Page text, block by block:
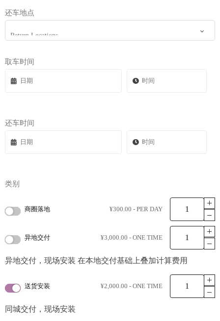
还车地点
取车时间
还车时间
类别
商圈落地 ¥300.00 - PER DAY
异地交付 ¥3,000.00 - ONE TIME
异地交付，现场安装 在本地交付基础上叠加计算费用
送货安装 ¥2,000.00 - ONE TIME
同城交付，现场安装